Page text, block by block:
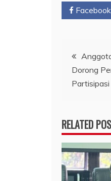
Facebook
Navigasi
pos
Dorong
RELATED